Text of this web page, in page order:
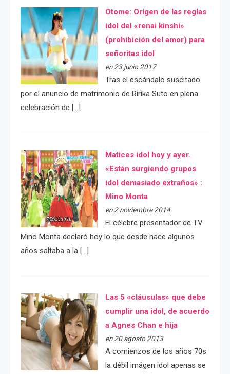
Otome: Orígen de las reglas
idol del «renai kinshi»
(prohibición del amor) para
señoritas idol
en 23 junio 2017
Tras el escándalo suscitado
por el anuncio de matrimonio de Ririka Suto en plena
celebración de […]
Matices idol hoy y ayer.
«Están surgiendo grupos
idol demasiado extraños» :
Mino Monta
en 2 noviembre 2014
El célebre presentador de TV
Mino Monta declaró hoy lo que desde hace algunos
años saltaba a la […]
Las 5 «cláusulas» que debe
cumplir una idol, de acuerdo
a Agnes Chan e hija
en 20 agosto 2013
A comienzos de los años 70s
la débil imágen idol apenas se